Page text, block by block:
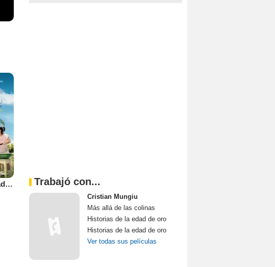
Historias de la edad de oro Trabajó con...
Cristian Mungiu
Más allá de las colinas
Historias de la edad de oro
Historias de la edad de oro
Ver todas sus películas